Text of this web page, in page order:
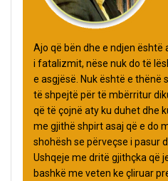
Ajo që bën dhe e ndjen është
i fatalizmit, nëse nuk do të
e asgjësë. Nuk është e thënë
të shpejtë për të mbërritur
që të çojnë aty ku duhet dhe
me gjithë shpirt asaj që e do
shohësh se përveçse i pasur
Ushqeje me dritë gjithçka që
bashkë me veten ke çliruar